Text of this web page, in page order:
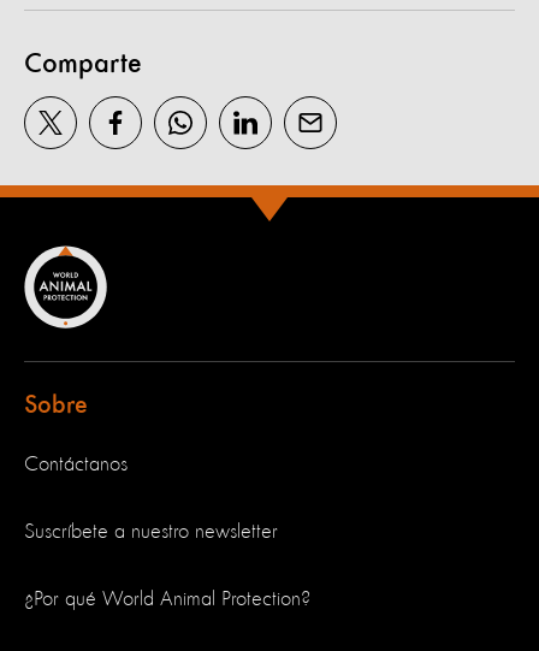
Comparte
Sobre
Contáctanos
Suscríbete a nuestro newsletter
¿Por qué World Animal Protection?